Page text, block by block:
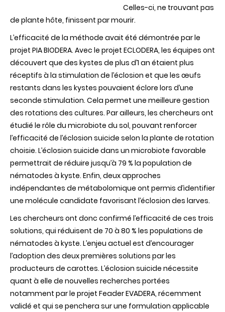
Celles-ci, ne trouvant pas
de plante hôte, finissent par mourir.
L’efficacité de la méthode avait été démontrée par le
projet PIA BIODERA. Avec le projet ECLODERA, les équipes ont
découvert que des kystes de plus d’1 an étaient plus
réceptifs à la stimulation de l’éclosion et que les œufs
restants dans les kystes pouvaient éclore lors d’une
seconde stimulation. Cela permet une meilleure gestion
des rotations des cultures. Par ailleurs, les chercheurs ont
étudié le rôle du microbiote du sol, pouvant renforcer
l’efficacité de l’éclosion suicide selon la plante de rotation
choisie. L’éclosion suicide dans un microbiote favorable
permettrait de réduire jusqu’à 79 % la population de
nématodes à kyste. Enfin, deux approches
indépendantes de métabolomique ont permis d’identifier
une molécule candidate favorisant l’éclosion des larves.
Les chercheurs ont donc confirmé l’efficacité de ces trois
solutions, qui réduisent de 70 à 80 % les populations de
nématodes à kyste. L’enjeu actuel est d’encourager
l’adoption des deux premières solutions par les
producteurs de carottes. L’éclosion suicide nécessite
quant à elle de nouvelles recherches portées
notamment par le projet Feader EVADERA, récemment
validé et qui se penchera sur une formulation applicable